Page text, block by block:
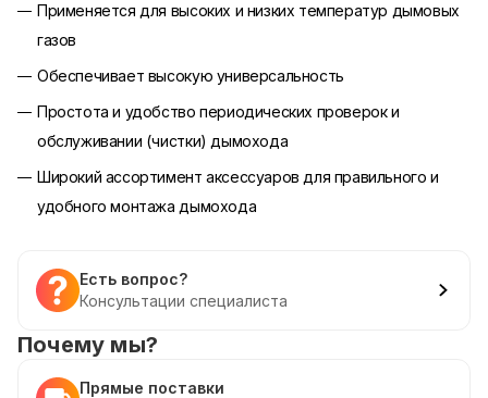
Применяется для высоких и низких температур дымовых
газов
Обеспечивает высокую универсальность
Простота и удобство периодических проверок и
обслуживании (чистки) дымохода
Широкий ассортимент аксессуаров для правильного и
удобного монтажа дымохода
Есть вопрос?
Консультации специалиста
Почему мы?
Прямые поставки